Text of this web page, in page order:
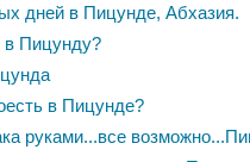
дней в Пицунде, Абхазия.
в Пицунду?
в Пицунде?
руками...все